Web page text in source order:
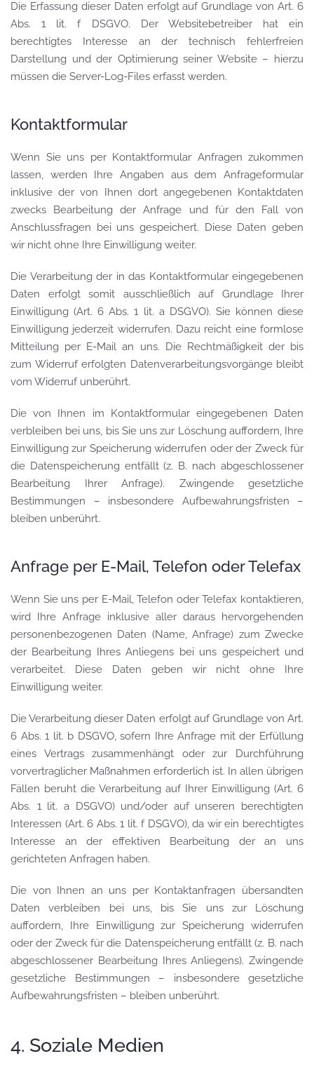
Die Erfassung dieser Daten erfolgt auf Grundlage von Art. 6
Abs. 1 lit. f DSGVO. Der Websitebetreiber hat ein
berechtigtes Interesse an der technisch fehlerfreien
Darstellung und der Optimierung seiner Website – hierzu
müssen die Server-Log-Files erfasst werden.
Kontaktformular
Wenn Sie uns per Kontaktformular Anfragen zukommen
lassen, werden Ihre Angaben aus dem Anfrageformular
inklusive der von Ihnen dort angegebenen Kontaktdaten
zwecks Bearbeitung der Anfrage und für den Fall von
Anschlussfragen bei uns gespeichert. Diese Daten geben
wir nicht ohne Ihre Einwilligung weiter.
Die Verarbeitung der in das Kontaktformular eingegebenen
Daten erfolgt somit ausschließlich auf Grundlage Ihrer
Einwilligung (Art. 6 Abs. 1 lit. a DSGVO). Sie können diese
Einwilligung jederzeit widerrufen. Dazu reicht eine formlose
Mitteilung per E-Mail an uns. Die Rechtmäßigkeit der bis
zum Widerruf erfolgten Datenverarbeitungsvorgänge bleibt
vom Widerruf unberührt.
Die von Ihnen im Kontaktformular eingegebenen Daten
verbleiben bei uns, bis Sie uns zur Löschung auffordern, Ihre
Einwilligung zur Speicherung widerrufen oder der Zweck für
die Datenspeicherung entfällt (z. B. nach abgeschlossener
Bearbeitung Ihrer Anfrage). Zwingende gesetzliche
Bestimmungen – insbesondere Aufbewahrungsfristen –
bleiben unberührt.
Anfrage per E-Mail, Telefon oder Telefax
Wenn Sie uns per E-Mail, Telefon oder Telefax kontaktieren,
wird Ihre Anfrage inklusive aller daraus hervorgehenden
personenbezogenen Daten (Name, Anfrage) zum Zwecke
der Bearbeitung Ihres Anliegens bei uns gespeichert und
verarbeitet. Diese Daten geben wir nicht ohne Ihre
Einwilligung weiter.
Die Verarbeitung dieser Daten erfolgt auf Grundlage von Art.
6 Abs. 1 lit. b DSGVO, sofern Ihre Anfrage mit der Erfüllung
eines Vertrags zusammenhängt oder zur Durchführung
vorvertraglicher Maßnahmen erforderlich ist. In allen übrigen
Fällen beruht die Verarbeitung auf Ihrer Einwilligung (Art. 6
Abs. 1 lit. a DSGVO) und/oder auf unseren berechtigten
Interessen (Art. 6 Abs. 1 lit. f DSGVO), da wir ein berechtigtes
Interesse an der effektiven Bearbeitung der an uns
gerichteten Anfragen haben.
Die von Ihnen an uns per Kontaktanfragen übersandten
Daten verbleiben bei uns, bis Sie uns zur Löschung
auffordern, Ihre Einwilligung zur Speicherung widerrufen
oder der Zweck für die Datenspeicherung entfällt (z. B. nach
abgeschlossener Bearbeitung Ihres Anliegens). Zwingende
gesetzliche Bestimmungen – insbesondere gesetzliche
Aufbewahrungsfristen – bleiben unberührt.
4. Soziale Medien